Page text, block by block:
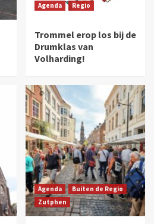
Agenda Regio
Trommel erop los bij de
Drumklas van
Volharding!
Agenda
Buiten de Regio
Zutphen